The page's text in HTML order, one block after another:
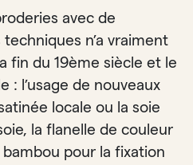
avec de
n’a vraiment
fin du 19ème siècle et le
: l’usage de nouveaux
locale ou la soie
la flanelle de couleur
bambou pour la fixation